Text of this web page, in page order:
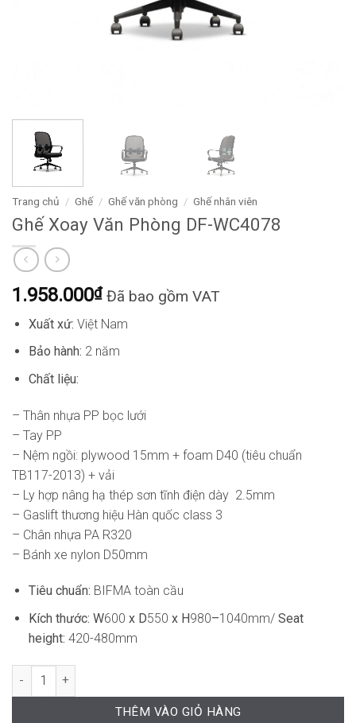
Trang chủ / Ghế / Ghế văn phòng / Ghế nhân viên
Ghế Xoay Văn Phòng DF-WC4078
1.958.000₫ Đã bao gồm VAT
Xuất xứ: Việt Nam
Bảo hành: 2 năm
Chất liệu:
– Thân nhựa PP bọc lưới
– Tay PP
– Nệm ngồi: plywood 15mm + foam D40 (tiêu chuẩn
TB117-2013) + vải
– Ly hợp nâng hạ thép sơn tĩnh điện dày 2.5mm
– Gaslift thương hiệu Hàn quốc class 3
– Chân nhựa PA R320
– Bánh xe nylon D50mm
Tiêu chuẩn: BIFMA toàn cầu
Kích thước: W600 x D550 x H980–1040mm/ Seat
height: 420-480mm
Ghế Xoay Văn Phòng DF-WC4078 số lượng
THÊM VÀO GIỎ HÀNG